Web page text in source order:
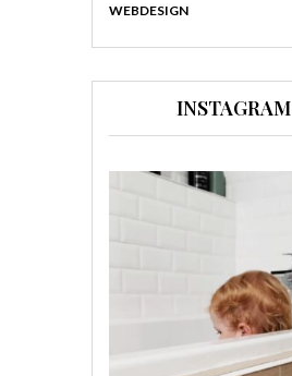
WEBDESIGN
INSTAGRAM